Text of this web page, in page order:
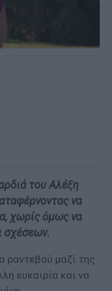
του Αλέξη
να
χωρίς όμως να
σχέσεων.
ραντεβού μαζί της
ευκαιρία και να